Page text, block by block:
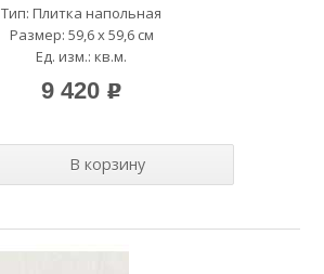
Тип: Плитка напольная
Размер: 59,6 x 59,6 см
Ед. изм.: кв.м.
9 420 p